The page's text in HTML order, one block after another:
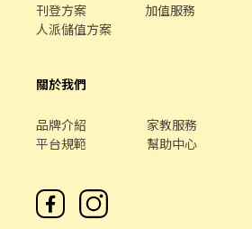
刊登方案 加值服務
人派儲值方案
關於我們
品牌介紹 家教服務
平台規範
幫助中心